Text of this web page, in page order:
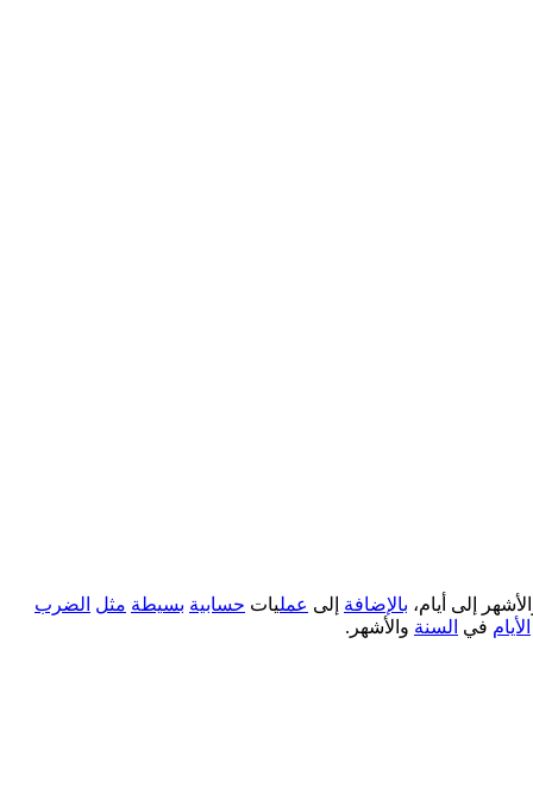
إلى أيام، بالإضافة إلى عمليات حسابية بسيطة مثل الضرب
الأيام في السنة والأشهر.